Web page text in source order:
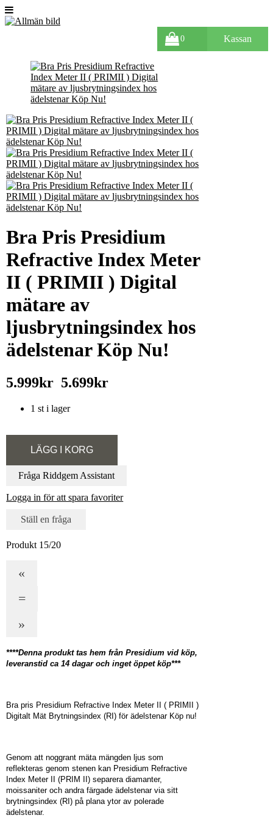
0 Kassan
Bra Pris Presidium
Refractive Index Meter
II ( PRIMII ) Digital
mätare av
ljusbrytningsindex hos
ädelstenar Köp Nu!
5.999kr 5.699kr
1 st i lager
Fråga Riddgem Assistant
Logga in för att spara favoriter
Ställ en fråga
Produkt 15/20
«
=
»
****Denna produkt tas hem från Presidium vid köp,
leveranstid ca 14 dagar och inget öppet köp***
Bra pris Presidium Refractive Index Meter II ( PRIMII )
Digitalt Mät Brytningsindex (RI) för ädelstenar Köp nu!
Genom att noggrant mäta mängden ljus som
reflekteras genom stenen kan Presidium Refractive
Index Meter II (PRIM II) separera diamanter,
moissaniter och andra färgade ädelstenar via sitt
brytningsindex (RI) på plana ytor av polerade
ädelstenar.